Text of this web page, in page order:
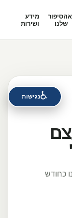
הסיפור
שלנו
מידע
ושירות
כחודש
♿נגישות